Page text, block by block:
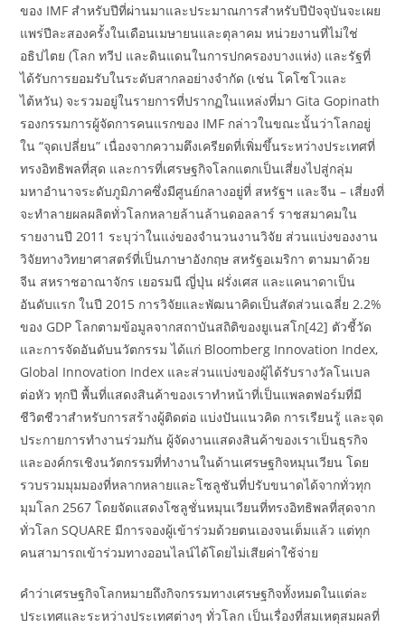
ของ IMF สำหรับปีที่ผ่านมาและประมาณการสำหรับปีปัจจุบันจะเผย
แพร่ปีละสองครั้งในเดือนเมษายนและตุลาคม หน่วยงานที่ไม่ใช่
อธิปไตย (โลก ทวีป และดินแดนในการปกครองบางแห่ง) และรัฐที่
ได้รับการยอมรับในระดับสากลอย่างจำกัด (เช่น โคโซโวและ
ไต้หวัน) จะรวมอยู่ในรายการที่ปรากฏในแหล่งที่มา Gita Gopinath
รองกรรมการผู้จัดการคนแรกของ IMF กล่าวในขณะนั้นว่าโลกอยู่
ใน “จุดเปลี่ยน” เนื่องจากความตึงเครียดที่เพิ่มขึ้นระหว่างประเทศที่
ทรงอิทธิพลที่สุด และการที่เศรษฐกิจโลกแตกเป็นเสี่ยงไปสู่กลุ่ม
มหาอำนาจระดับภูมิภาคซึ่งมีศูนย์กลางอยู่ที่ สหรัฐฯ และจีน – เสี่ยงที่
จะทำลายผลผลิตทั่วโลกหลายล้านล้านดอลลาร์ ราชสมาคมใน
รายงานปี 2011 ระบุว่าในแง่ของจำนวนงานวิจัย ส่วนแบ่งของงาน
วิจัยทางวิทยาศาสตร์ที่เป็นภาษาอังกฤษ สหรัฐอเมริกา ตามมาด้วย
จีน สหราชอาณาจักร เยอรมนี ญี่ปุ่น ฝรั่งเศส และแคนาดาเป็น
อันดับแรก ในปี 2015 การวิจัยและพัฒนาคิดเป็นสัดส่วนเฉลี่ย 2.2%
ของ GDP โลกตามข้อมูลจากสถาบันสถิติของยูเนสโก[42] ตัวชี้วัด
และการจัดอันดับนวัตกรรม ได้แก่ Bloomberg Innovation Index,
Global Innovation Index และส่วนแบ่งของผู้ได้รับรางวัลโนเบล
ต่อหัว ทุกปี พื้นที่แสดงสินค้าของเราทำหน้าที่เป็นแพลตฟอร์มที่มี
ชีวิตชีวาสำหรับการสร้างผู้ติดต่อ แบ่งปันแนวคิด การเรียนรู้ และจุด
ประกายการทำงานร่วมกัน ผู้จัดงานแสดงสินค้าของเราเป็นธุรกิจ
และองค์กรเชิงนวัตกรรมที่ทำงานในด้านเศรษฐกิจหมุนเวียน โดย
รวบรวมมุมมองที่หลากหลายและโซลูชันที่ปรับขนาดได้จากทั่วทุก
มุมโลก 2567 โดยจัดแสดงโซลูชั่นหมุนเวียนที่ทรงอิทธิพลที่สุดจาก
ทั่วโลก SQUARE มีการจองผู้เข้าร่วมด้วยตนเองจนเต็มแล้ว แต่ทุก
คนสามารถเข้าร่วมทางออนไลน์ได้โดยไม่เสียค่าใช้จ่าย
คำว่าเศรษฐกิจโลกหมายถึงกิจกรรมทางเศรษฐกิจทั้งหมดในแต่ละ
ประเทศและระหว่างประเทศต่างๆ ทั่วโลก เป็นเรื่องที่สมเหตุสมผลที่